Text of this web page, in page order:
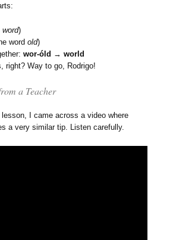
word)
wordold)
wor-óld →world
right? Way to go, Rodrigo!
a Teacher
I came across a video where
a very similar tip. Listen carefully.